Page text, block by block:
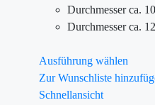
Durchmesser ca.
Durchmesser ca.
Ausführung wählen
Zur Wunschliste
Schnellansicht